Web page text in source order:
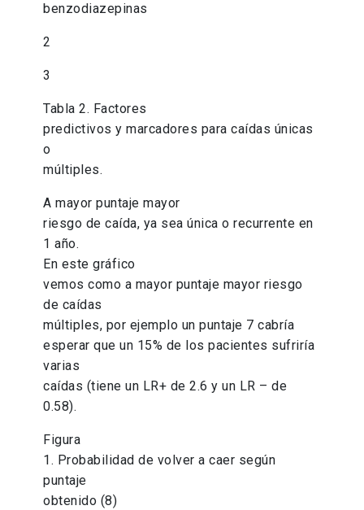
benzodiazepinas
2
3
Tabla 2. Factores
predictivos y marcadores para caídas únicas
o
múltiples.
A mayor puntaje mayor
riesgo de caída, ya sea única o recurrente en
1 año.
En este gráfico
vemos como a mayor puntaje mayor riesgo
de caídas
múltiples, por ejemplo un puntaje 7 cabría
esperar que un 15% de los pacientes sufriría
varias
caídas (tiene un LR+ de 2.6 y un LR – de
0.58).
Figura
1. Probabilidad de volver a caer según
puntaje
obtenido (8)